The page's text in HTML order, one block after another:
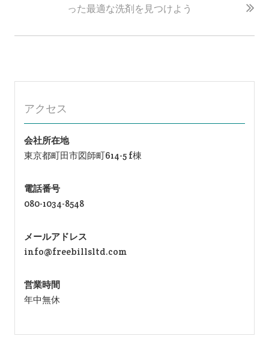
シ
った最適な洗剤を見つけよう
アクセス
会社所在地
東京都町田市図師町614-5 f棟
電話番号
080-1034-8548
メールアドレス
info@freebillsltd.com
営業時間
年中無休